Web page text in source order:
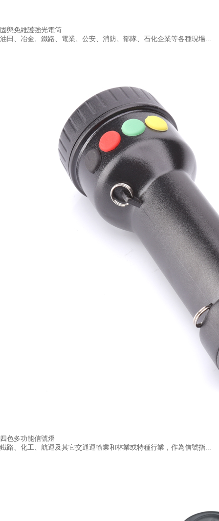
固態免維護強光電筒
油田、冶金、鐵路、電業、公安、消防、部隊、石化企業等各種現場...
四色多功能信號燈
鐵路、化工、航運及其它交通運輸業和林業或特種行業，作為信號指...